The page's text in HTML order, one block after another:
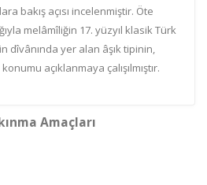
bakış açısı incelenmiştir. Öte
melâmîliğin 17. yüzyıl klasik Türk
dîvânında yer alan âşık tipinin,
açıklanmaya çalışılmıştır.
Amaçları